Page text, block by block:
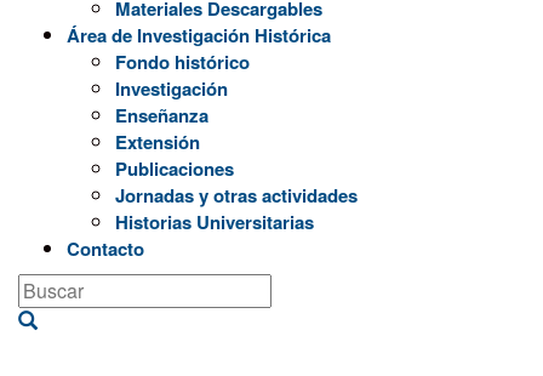
Materiales Descargables
Área de Investigación Histórica
Fondo histórico
Investigación
Enseñanza
Extensión
Publicaciones
Jornadas y otras actividades
Historias Universitarias
Contacto